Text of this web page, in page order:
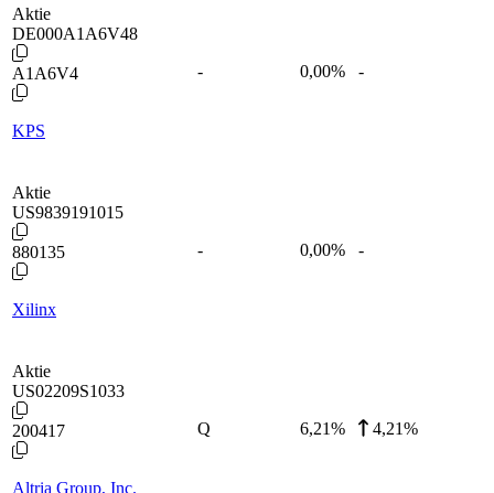
Aktie
DE000A1A6V48
A1A6V4
KPS
- 0,00% -
Aktie
US9839191015
880135
Xilinx
- 0,00% -
Aktie
US02209S1033
200417
Altria Group, Inc.
Q 6,21% 4,21%